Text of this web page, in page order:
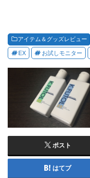
アイテム＆グッズレビュー
EX お試しモニター
ポスト
はてブ